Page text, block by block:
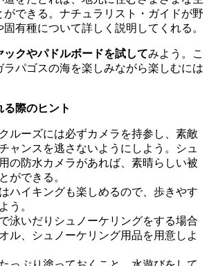
ができる。ナチュラリスト・ガイドが野
有種について詳しく説明してくれる。
ックやパドルボードを試してみよう。こ
パゴスの海を楽しみながら楽しむには
際のヒント
ルーズには必ずカメラを持参し、素敵
ャンスを逃さないようにしよう。シュ
の防水カメラがあれば、素晴らしい被
ができる。
ハイキングも楽しめるので、歩きやす
う。
泳いだりシュノーケリングをする場合
ル、シュノーケリング用品を用意しよ